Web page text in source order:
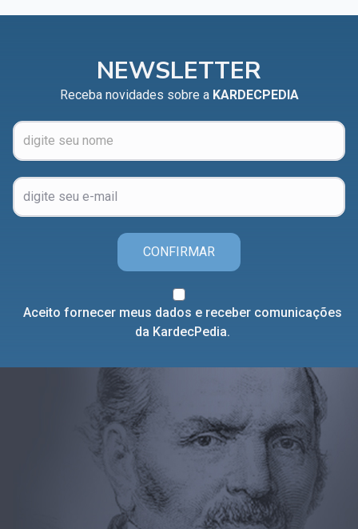
NEWSLETTER
Receba novidades sobre a KARDECPEDIA
CONFIRMAR
Aceito fornecer meus dados e receber comunicações
da KardecPedia.